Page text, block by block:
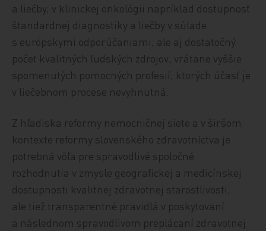
a liečby, v klinickej onkológii napríklad dostupnosť
štandardnej diagnostiky a liečby v súlade
s európskymi odporúčaniami, ale aj dostatočný
počet kvalitných ľudských zdrojov, vrátane vyššie
spomenutých pomocných profesií, ktorých účasť je
v liečebnom procese nevyhnutná.
Z hľadiska reformy nemocničnej siete a v širšom
kontexte reformy slovenského zdravotníctva je
potrebná vôľa pre spravodlivé spoločné
rozhodnutia v zmysle geografickej a medicínskej
dostupnosti kvalitnej zdravotnej starostlivosti,
ale tiež transparentné pravidlá v poskytovaní
a následnom spravodlivom preplácaní zdravotnej